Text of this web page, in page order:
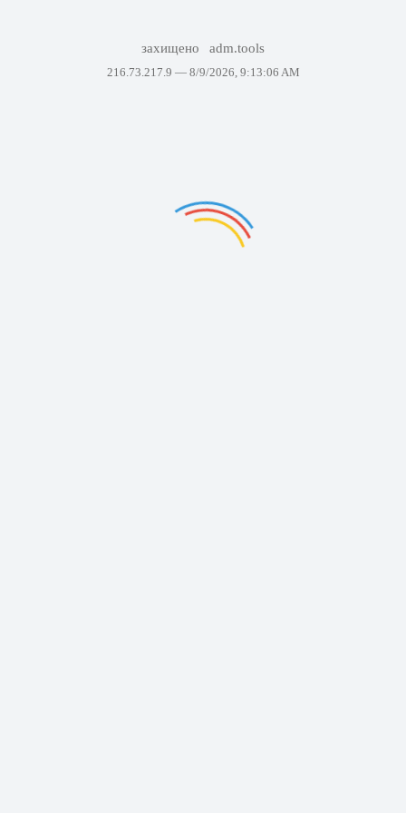
захищено adm.tools
216.73.217.9 — 8/9/2026, 9:13:06 AM